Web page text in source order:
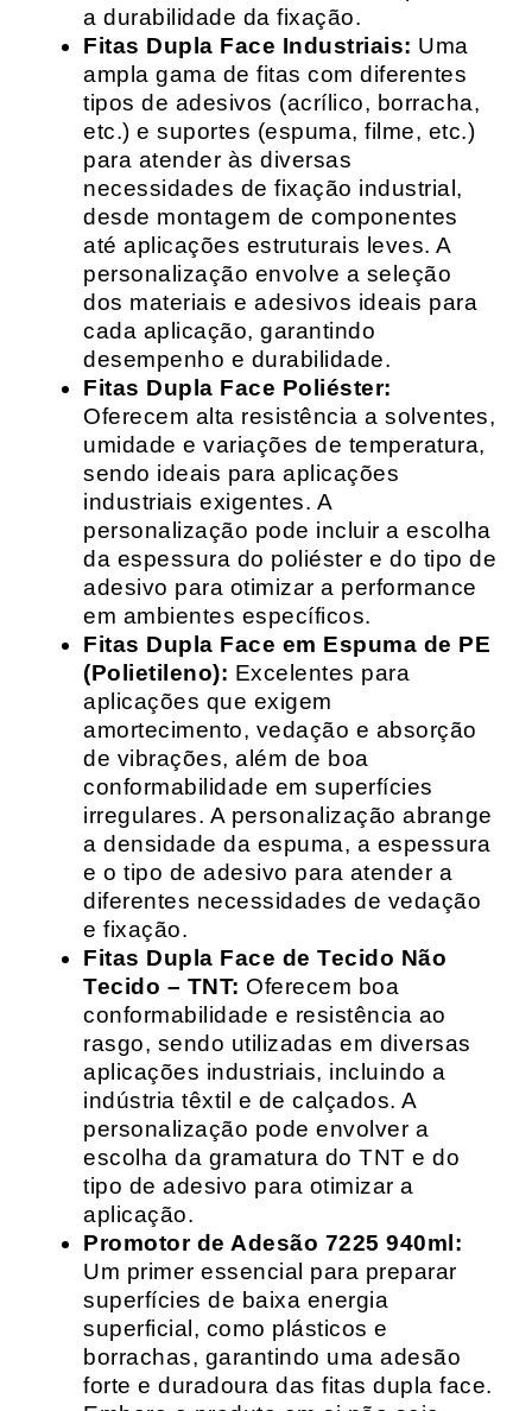
a durabilidade da fixação.
Fitas Dupla Face Industriais: Uma
ampla gama de fitas com diferentes
tipos de adesivos (acrílico, borracha,
etc.) e suportes (espuma, filme, etc.)
para atender às diversas
necessidades de fixação industrial,
desde montagem de componentes
até aplicações estruturais leves. A
personalização envolve a seleção
dos materiais e adesivos ideais para
cada aplicação, garantindo
desempenho e durabilidade.
Fitas Dupla Face Poliéster:
Oferecem alta resistência a solventes,
umidade e variações de temperatura,
sendo ideais para aplicações
industriais exigentes. A
personalização pode incluir a escolha
da espessura do poliéster e do tipo de
adesivo para otimizar a performance
em ambientes específicos.
Fitas Dupla Face em Espuma de PE
(Polietileno): Excelentes para
aplicações que exigem
amortecimento, vedação e absorção
de vibrações, além de boa
conformabilidade em superfícies
irregulares. A personalização abrange
a densidade da espuma, a espessura
e o tipo de adesivo para atender a
diferentes necessidades de vedação
e fixação.
Fitas Dupla Face de Tecido Não
Tecido – TNT: Oferecem boa
conformabilidade e resistência ao
rasgo, sendo utilizadas em diversas
aplicações industriais, incluindo a
indústria têxtil e de calçados. A
personalização pode envolver a
escolha da gramatura do TNT e do
tipo de adesivo para otimizar a
aplicação.
Promotor de Adesão 7225 940ml:
Um primer essencial para preparar
superfícies de baixa energia
superficial, como plásticos e
borrachas, garantindo uma adesão
forte e duradoura das fitas dupla face.